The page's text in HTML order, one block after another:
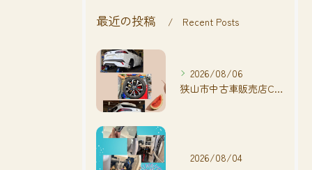
最近の投稿 Recent Posts
2026/08/06
狭山市中古車販売店CarShop FACT.🚗
2026/08/04